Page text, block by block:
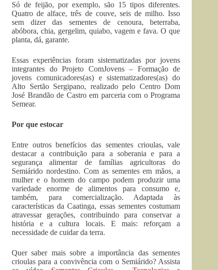
Só de feijão, por exemplo, são 15 tipos diferentes.
Quatro de alface, três de couve, seis de milho. Isso
sem dizer das sementes de cenoura, beterraba,
abóbora, chia, gergelim, quiabo, vagem e fava. O que
planta, dá, garante.
Essas experiências foram sistematizadas por jovens
integrantes do Projeto ComJovens – Formação de
jovens comunicadores(as) e sistematizadores(as) do
Alto Sertão Sergipano, realizado pelo Centro Dom
José Brandão de Castro em parceria com o Programa
Semear.
Por que estocar
Entre outros benefícios das sementes crioulas, vale
destacar a contribuição para a soberania e para a
segurança alimentar de famílias agricultoras do
Semiárido nordestino. Com as sementes em mãos, a
mulher e o homem do campo podem produzir uma
variedade enorme de alimentos para consumo e,
também, para comercialização. Adaptada às
características da Caatinga, essas sementes costumam
atravessar gerações, contribuindo para conservar a
história e a cultura locais. E mais: reforçam a
necessidade de cuidar da terra.
Quer saber mais sobre a importância das sementes
crioulas para a convivência com o Semiárido? Assista